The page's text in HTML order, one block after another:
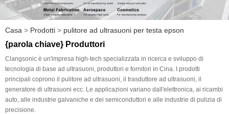
Casa > Prodotti > pulitore ad ultrasuoni per testa epson
{parola chiave} Produttori
Clangsonic è un'impresa high-tech specializzata in ricerca e sviluppo di
tecnologia di base ad ultrasuoni, produttori e fornitori in Cina. I prodotti
principali coprono il pulitore ad ultrasuoni, il trasduttore ad ultrasuoni, il
generatore di ultrasuoni ecc. Le applicazioni variano dall'elettronica, ai ricambi
auto, alle industrie galvaniche e dei semiconduttori e alle industrie di pulizia di
precisione.